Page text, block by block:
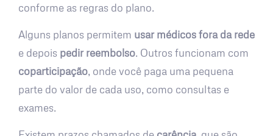
conforme as regras do plano.
Alguns planos permitem usar médicos fora da rede
e depois pedir reembolso. Outros funcionam com
coparticipação, onde você paga uma pequena
parte do valor de cada uso, como consultas e
exames.